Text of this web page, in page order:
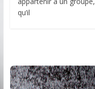
qu’il